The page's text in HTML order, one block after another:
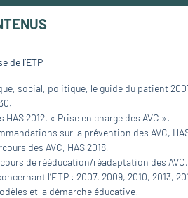
de l’ETP
social, politique, le guide du patient
2012, « Prise en charge des AVC ».
sur la prévention des AVC,
des AVC, HAS 2018.
de rééducation/réadaptation des AVC,
l’ETP : 2007, 2009, 2010, 2013,
et la démarche éducative.